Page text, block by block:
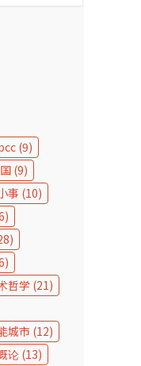
(9)
(9)
事 (10)
哲学 (21)
城市 (12)
论 (13)